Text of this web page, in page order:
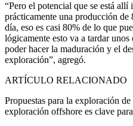
“Pero el potencial que se está
prácticamente una producción
día, eso es casi 80% de lo que
lógicamente esto va a tardar unos
poder hacer la maduración y el
exploración”, agregó.
ARTÍCULO RELACIONADO
Propuestas para la exploración
exploración offshore es clave